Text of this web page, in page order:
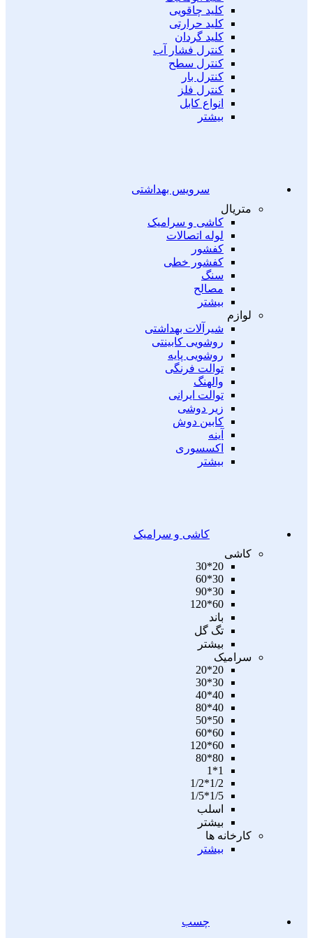
کلید چاقویی
کلید حرارتی
کلید گردان
کنترل فشار آب
کنترل سطح
کنترل بار
کنترل فلز
انواع کابل
بیشتر
سرویس بهداشتی
متریال
کاشی و سرامیک
لوله اتصالات
کفشور
کفشور خطی
سنگ
مصالح
بیشتر
لوازم
شیرآلات بهداشتی
روشویی کابینتی
روشویی پایه
توالت فرنگی
والهنگ
توالت ایرانی
زیر دوشی
کابین دوش
آینه
اکسسوری
بیشتر
کاشی و سرامیک
کاشی
20*30
30*60
30*90
60*120
باند
تگ گل
بیشتر
سرامیک
20*20
30*30
40*40
40*80
50*50
60*60
60*120
80*80
1*1
1/2*1/2
1/5*1/5
اسلب
بیشتر
کارخانه ها
بیشتر
چسب